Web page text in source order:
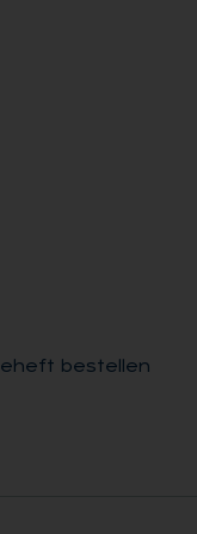
bestellen